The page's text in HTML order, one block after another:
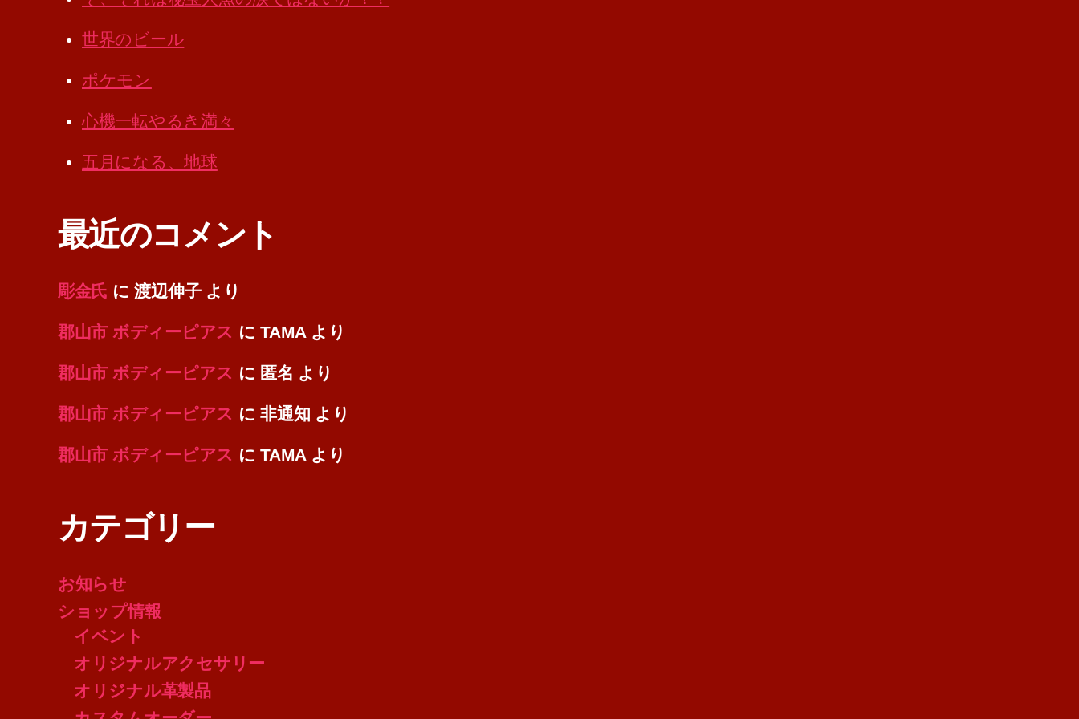
世界のビール
ポケモン
心機一転やるき満々
五月になる、地球
最近のコメント
彫金氏 に渡辺伸子より
郡山市 ボディーピアス にTAMA より
郡山市 ボディーピアス に 匿名 より
郡山市 ボディーピアス に非通知 より
郡山市 ボディーピアス にTAMA より
カテゴリー
お知らせ
ショップ情報
イベント
オリジナルアクセサリー
オリジナル革製品